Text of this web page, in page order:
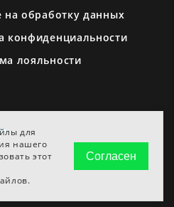
для
нашего
этот
Согласен
на обработку данных
конфиденциальности
лояльности